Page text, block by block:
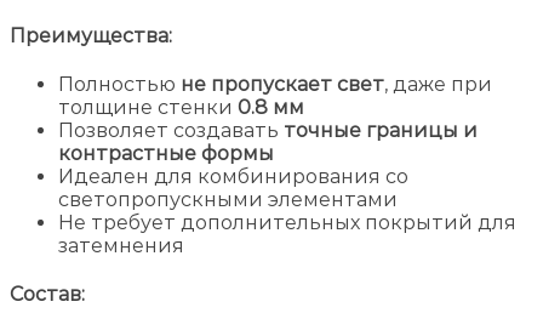
Преимущества:
Полностью не пропускает свет, даже при
толщине стенки 0.8 мм
Позволяет создавать точные границы и
контрастные формы
Идеален для комбинирования со
светопропускными элементами
Не требует дополнительных покрытий для
затемнения
Состав: